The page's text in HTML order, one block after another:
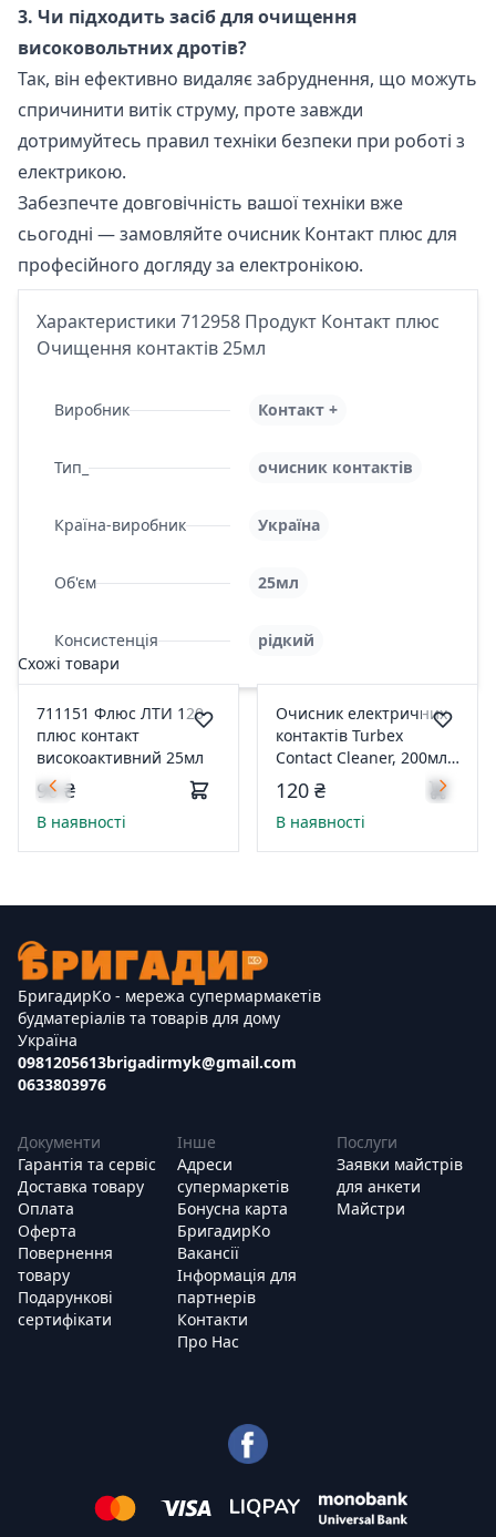
3. Чи підходить засіб для очищення
високовольтних дротів?
Так, він ефективно видаляє забруднення, що можуть
спричинити витік струму, проте завжди
дотримуйтесь правил техніки безпеки при роботі з
електрикою.
Забезпечте довговічність вашої техніки вже
сьогодні — замовляйте очисник Контакт плюс для
професійного догляду за електронікою.
Характеристики 712958 Продукт Контакт плюс
Очищення контактів 25мл
Виробник Контакт +
Тип_ очисник контактів
Країна-виробник Україна
Об'єм 25мл
Консистенція
рідкий
Схожі товари
711151 Флюс ЛТИ 120
плюс контакт
високоактивний 25мл
90 ₴
В наявності
Очисник електричних
контактів Turbex
Contact Cleaner, 200мл
TR00167
120 ₴
В наявності
БригадирКо - мережа супермармакетів
будматеріалів та товарів для дому
Україна
0981205613
0633803976
brigadirmyk@gmail.com
Документи
Гарантія та сервіс
Доставка товару
Оплата
Оферта
Повернення
товару
Подарункові
сертифікати
Інше
Адреси
супермаркетів
Бонусна карта
БригадирКо
Вакансії
Інформація для
партнерів
Контакти
Про Нас
Послуги
Заявки майстрів
для анкети
Майстри